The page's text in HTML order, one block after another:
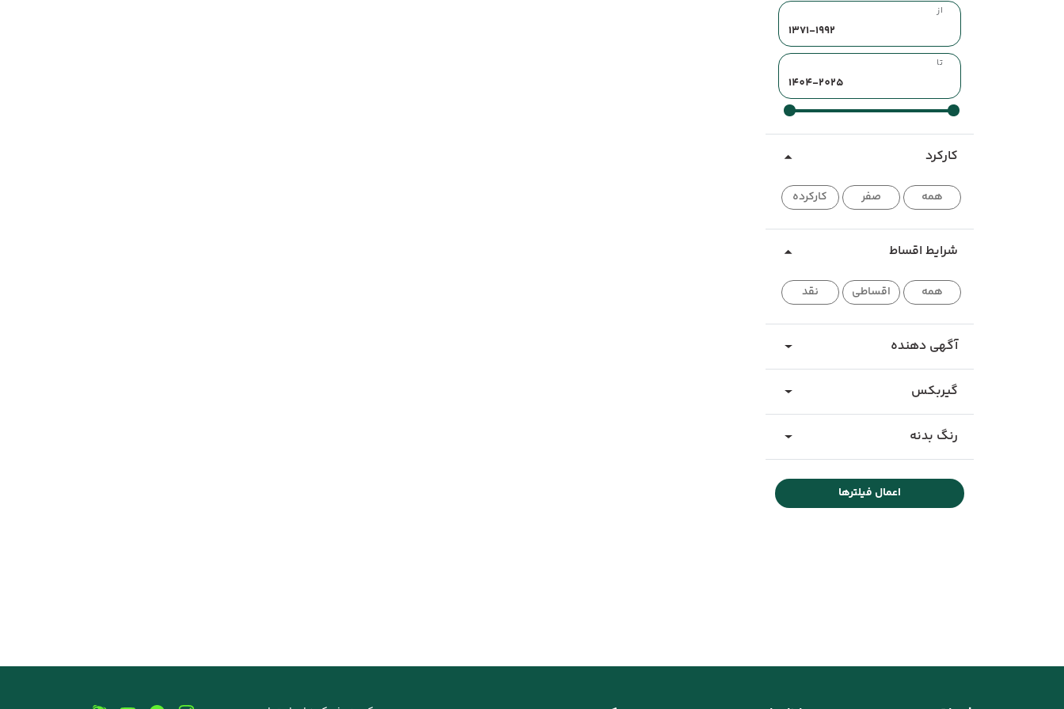
از
تا
کارکرد
همه صفر کارکرده
شرایط اقساط
همه اقساطی نقد
آگهی دهنده
گیربکس
رنگ بدنه
اعمال فیلترها